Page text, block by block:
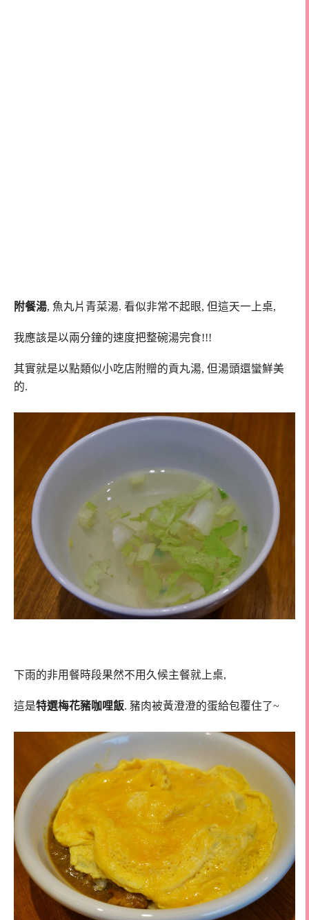
附餐湯, 魚丸片青菜湯. 看似非常不起眼, 但這天一上桌,
我應該是以兩分鐘的速度把整碗湯完食!!!
其實就是以點類似小吃店附贈的貢丸湯, 但湯頭還蠻鮮美
的.
下雨的非用餐時段果然不用久候主餐就上桌,
這是特選梅花豬咖哩飯. 豬肉被黃澄澄的蛋給包覆住了~